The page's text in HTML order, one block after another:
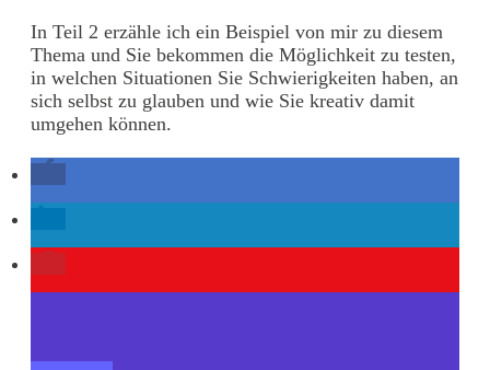
In Teil 2 erzähle ich ein Beispiel von mir zu diesem
Thema und Sie bekommen die Möglichkeit zu testen,
in welchen Situationen Sie Schwierigkeiten haben, an
sich selbst zu glauben und wie Sie kreativ damit
umgehen können.